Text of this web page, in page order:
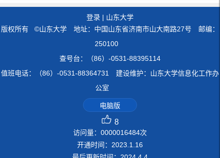
登录 | 山东大学
版权所有 ©山东大学 地址：中国山东省济南市山大南路27号 邮编：
250100
查号台：（86）-0531-88395114
值班电话：（86）-0531-88364731 建设维护：山东大学信息化工作办
公室
电脑版
8
访问量： 0000016484次
开通时间： 2023.1.16